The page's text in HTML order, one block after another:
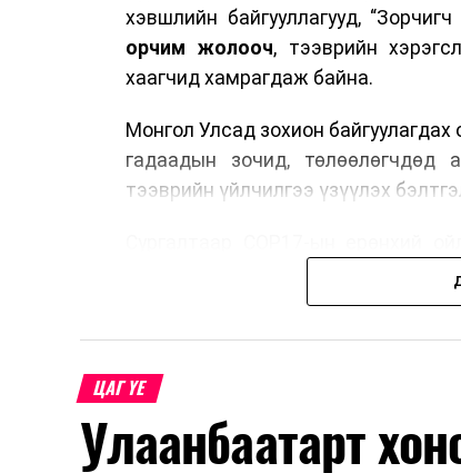
хэвшлийн байгууллагууд,
орчим жолооч, тээврийн
хаагчид хамрагдаж байна.
Монгол Улсад зохион
гадаадын зочид, төлөөлөгчдөд
тээврийн үйлчилгээ үзүүлэх
зочид, төлөөлөгчдийн
хариуцлага, сахилга бат,
Түүнчлэн зочдыг нисэх
байршилд хүргэх үе шат, маршрут,
мэдээлэл дамжуулах журам,
ЦАГ ҮЕ
Улаанбаатарт